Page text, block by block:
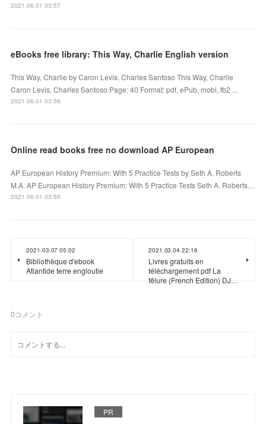
2021.06.01 03:57
eBooks free library: This Way, Charlie English version
This Way, Charlie by Caron Levis, Charles Santoso This Way, Charlie
Caron Levis, Charles Santoso Page: 40 Format: pdf, ePub, mobi, fb2 ...
2021.06.01 03:56
Online read books free no download AP European
AP European History Premium: With 5 Practice Tests by Seth A. Roberts
M.A. AP European History Premium: With 5 Practice Tests Seth A. Roberts…
2021.06.01 03:55
2021.03.07 05:02
Bibliothèque d'ebook
Atlantide terre engloutie
2021.03.04 22:16
Livres gratuits en
téléchargement pdf La
fêlure (French Edition) DJ…
0コメント
PR